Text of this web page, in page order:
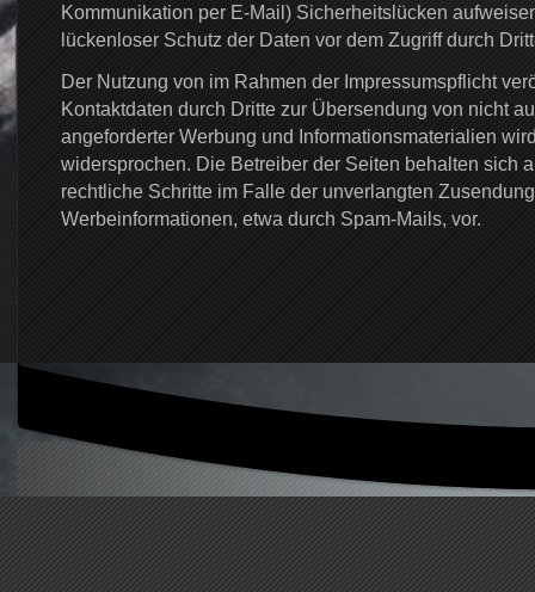
Kommunikation per E-Mail) Sicherheitslücken
lückenloser Schutz der Daten vor dem Zugriff durch
Der Nutzung von im Rahmen der Impressumspflicht
Kontaktdaten durch Dritte zur Übersendung von nicht
angeforderter Werbung und Informationsmaterialien
widersprochen. Die Betreiber der Seiten behalten sich
rechtliche Schritte im Falle der unverlangten
Werbeinformationen, etwa durch Spam-Mails, vor.